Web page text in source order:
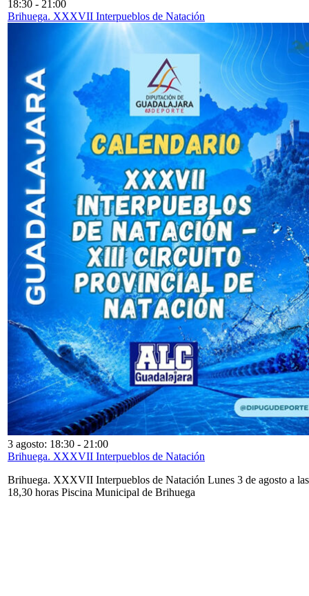
18:30 - 21:00
Brihuega. XXXVII Interpueblos de Natación
3 agosto: 18:30 - 21:00
Brihuega. XXXVII Interpueblos de Natación
Brihuega. XXXVII Interpueblos de Natación Lunes 3 de agosto a las
18,30 horas Piscina Municipal de Brihuega